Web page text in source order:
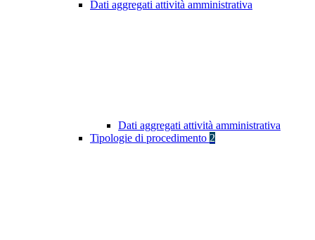
Dati aggregati attività amministrativa
Dati aggregati attività amministrativa
Tipologie di procedimento 2